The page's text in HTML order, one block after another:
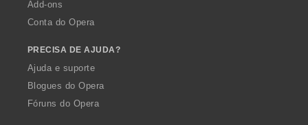
Add-ons
Conta do Opera
PRECISA DE AJUDA?
Ajuda e suporte
Blogues do Opera
Fóruns do Opera